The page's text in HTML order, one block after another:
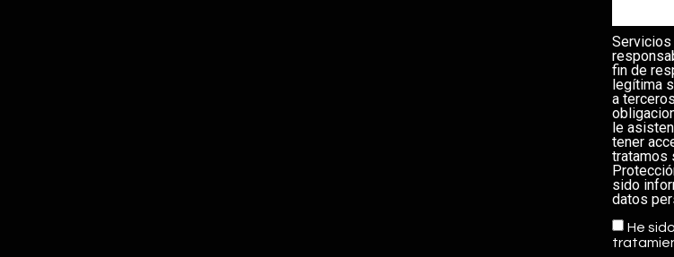
Servicios
fin de
legítima
a
le
tener
tratamos
sido
datos
He